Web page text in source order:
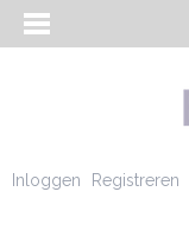
Inloggen Registreren